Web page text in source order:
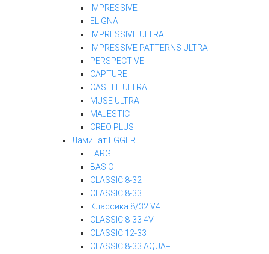
IMPRESSIVE
ELIGNA
IMPRESSIVE ULTRA
IMPRESSIVE PATTERNS ULTRA
PERSPECTIVE
CAPTURE
CASTLE ULTRA
MUSE ULTRA
MAJESTIC
CREO PLUS
Ламинат EGGER
LARGE
BASIC
CLASSIC 8-32
CLASSIC 8-33
Классика 8/32 V4
CLASSIC 8-33 4V
CLASSIC 12-33
CLASSIC 8-33 AQUA+